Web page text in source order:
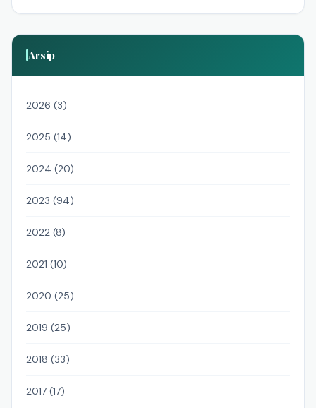
Arsip
2026 (3)
2025 (14)
2024 (20)
2023 (94)
2022 (8)
2021 (10)
2020 (25)
2019 (25)
2018 (33)
2017 (17)